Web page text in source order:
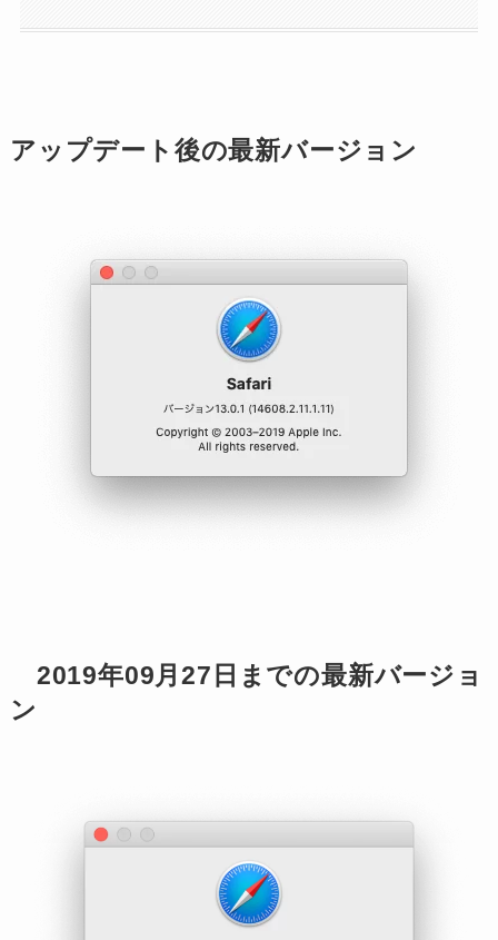
アップデート後の最新バージョン
2019年09月27日までの最新バージョ
ン